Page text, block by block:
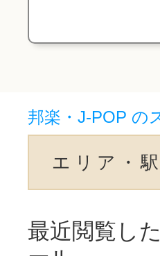
邦楽・J-POP の
エリア・
最近閲覧し